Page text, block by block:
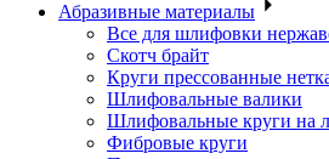
Абразивные материалы
Все для шлифовки
Скотч брайт
Круги прессованные
Шлифовальные валики
Шлифовальные круги на
Фибровые круги